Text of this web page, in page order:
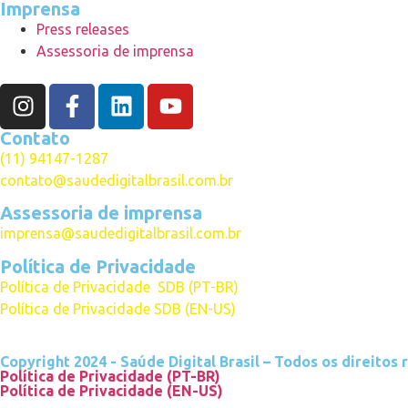
Imprensa
Press releases
Assessoria de imprensa
Contato
(11) 94147-1287
contato@saudedigitalbrasil.com.br
Assessoria de imprensa
imprensa@saudedigitalbrasil.com.br
Política de Privacidade
Política de Privacidade SDB (PT-BR)
Política de Privacidade SDB (EN-US)
Copyright 2024 - Saúde Digital Brasil – Todos os direitos
Política de Privacidade (PT-BR)
Política de Privacidade (EN-US)